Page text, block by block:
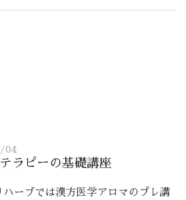
04
ラピーの基礎講座
ハーブでは漢方医学アロマのプレ講